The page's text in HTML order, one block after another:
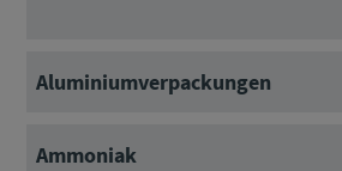
Aluminiumverpackungen
Ammoniak